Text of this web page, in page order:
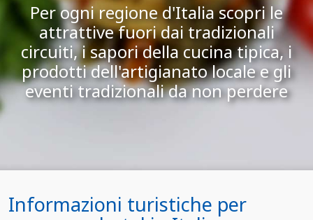
Per ogni regione d'Italia scopri le
attrattive fuori dai tradizionali
circuiti, i sapori della cucina tipica, i
prodotti dell'artigianato locale e gli
eventi tradizionali da non perdere
Informazioni turistiche per